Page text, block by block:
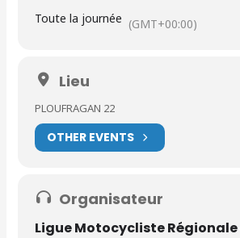
Toute la journée (GMT+00:00)
Lieu
PLOUFRAGAN 22
OTHER EVENTS
Organisateur
Ligue Motocycliste